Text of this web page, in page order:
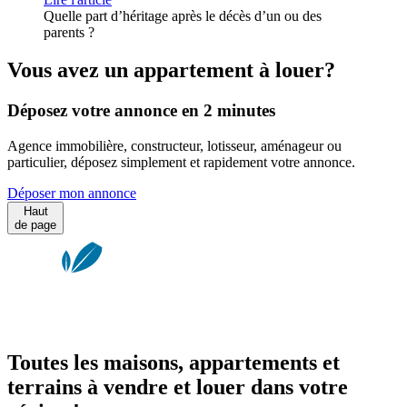
Quelle part d’héritage après le décès d’un ou des
parents ?
Vous avez un appartement à louer?
Déposez votre annonce en 2 minutes
Agence immobilière, constructeur, lotisseur, aménageur ou
particulier, déposez simplement et rapidement votre annonce.
Déposer mon annonce
Haut
de page
Toutes les maisons, appartements et
terrains à vendre et louer dans votre